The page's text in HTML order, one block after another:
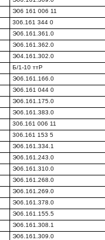
Э06 161 006 11
306.161 344 0
Э06.161.361.0
Э06.161.362.0
Э04.161.302.0
Б/1-10 ттР
Э06.161.166.0
Э06.161 044 0
Э06.161.175.0
Э06.161.383.0
306.161 006 11
306.161 153 5
Э06.161.334.1
Э06.161.243.0
Э06.161.310.0
Э06.161.268.0
Э06.161.269.0
Э06.161.378.0
Э06.161.155.5
Э06.161.308.1
Э06.161.309.0